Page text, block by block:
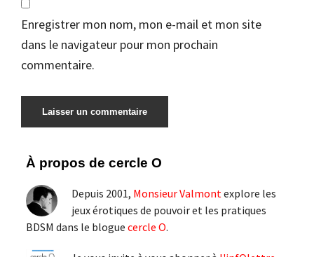
Enregistrer mon nom, mon e-mail et mon site
dans le navigateur pour mon prochain
commentaire.
Barre
latérale
principale
À propos de cercle O
Depuis 2001, Monsieur Valmont explore les
jeux érotiques de pouvoir et les pratiques
BDSM dans le blogue cercle O.